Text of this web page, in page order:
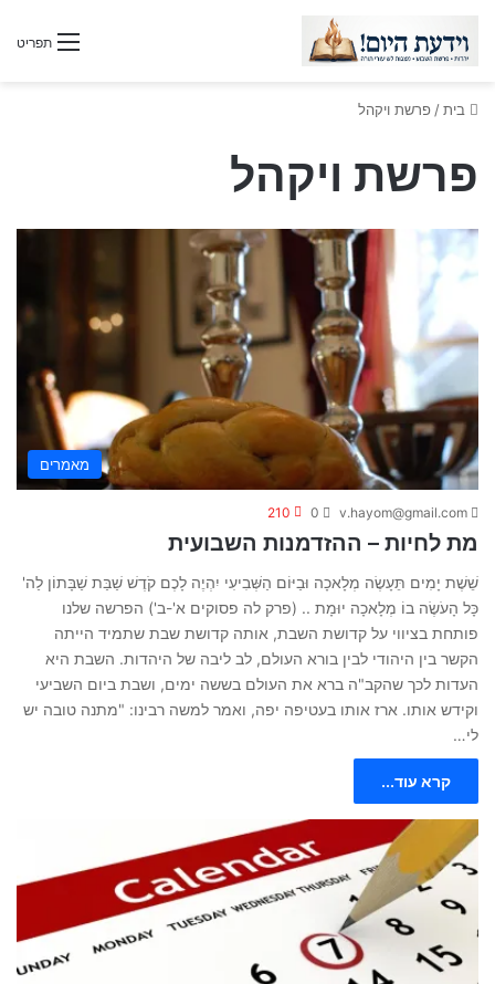
תפריט
בית/ פרשת ויקהל
פרשת ויקהל
מאמרים
v.hayom@gmail.com
0
210
מת לחיות – ההזדמנות השבועית
שֵׁשֶׁת יָמִים תֵּעָשֶׂה מְלָאכָה וּבַיּוֹם הַשְּׁבִיעִי יִהְיֶה לָכֶם קֹדֶשׁ שַׁבַּת שַׁבָּתוֹן לַה'
כָּל הָעֹשֶׂה בוֹ מְלָאכָה יוּמָת .. (פרק לה פסוקים א'-ב') הפרשה שלנו
פותחת בציווי על קדושת השבת, אותה קדושת שבת שתמיד הייתה
הקשר בין היהודי לבין בורא העולם, לב ליבה של היהדות. השבת היא
העדות לכך שהקב"ה ברא את העולם בששה ימים, ושבת ביום השביעי
וקידש אותו. ארז אותו בעטיפה יפה, ואמר למשה רבינו: "מתנה טובה יש
לי…
קרא עוד...